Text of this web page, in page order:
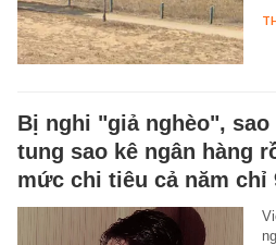
Bị nghi "giả nghèo",
tung sao kê ngân hàng
mức chi tiêu cả năm chỉ